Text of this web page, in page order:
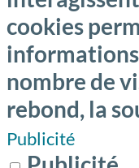
cookies
informations
nombre de
rebond, la
Publicité